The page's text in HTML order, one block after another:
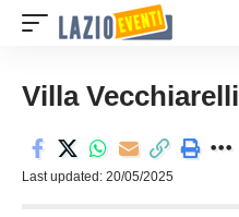
Villa Vecchiarelli
Last updated: 20/05/2025